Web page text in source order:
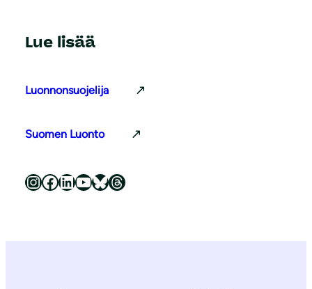
Lue lisää
Luonnonsuojelija
Suomen Luonto
Luonnonsuojeluliitto Instagramissa Luonnonsuojeluliitto Facebookissa Luonnonsuojeluliitto LinkedInissä Luonnonsuojeluliiton YouTube-kanava Luonnonsuojeluliitto Blueskyssa Luonnonsuojeluliitto Threadsissa